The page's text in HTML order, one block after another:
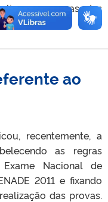
as provas das
e 2005) […]
ao
recentemente, a
as regras
Nacional de
2011 e fixando
das provas.